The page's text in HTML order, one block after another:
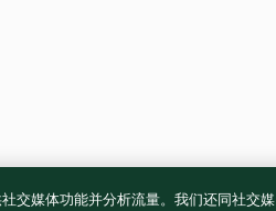
交媒体功能并分析流量。我们还同社交媒